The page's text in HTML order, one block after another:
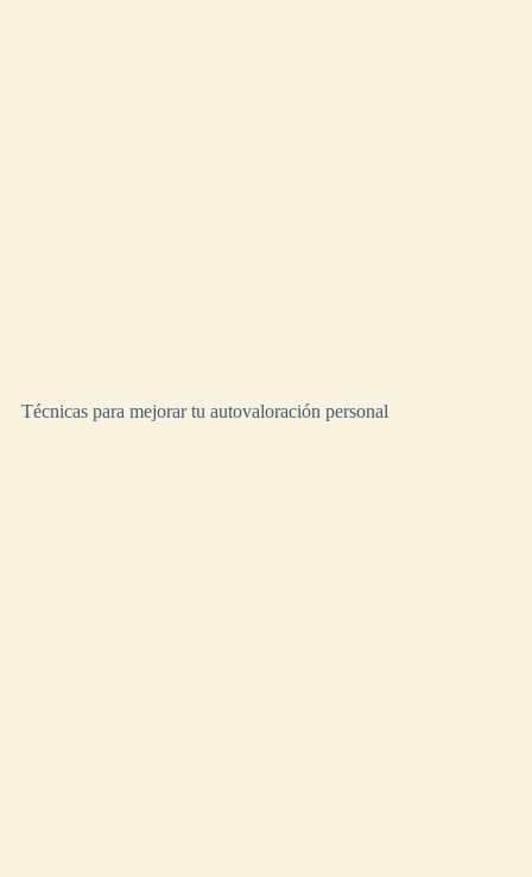
Técnicas para mejorar tu autovaloración personal